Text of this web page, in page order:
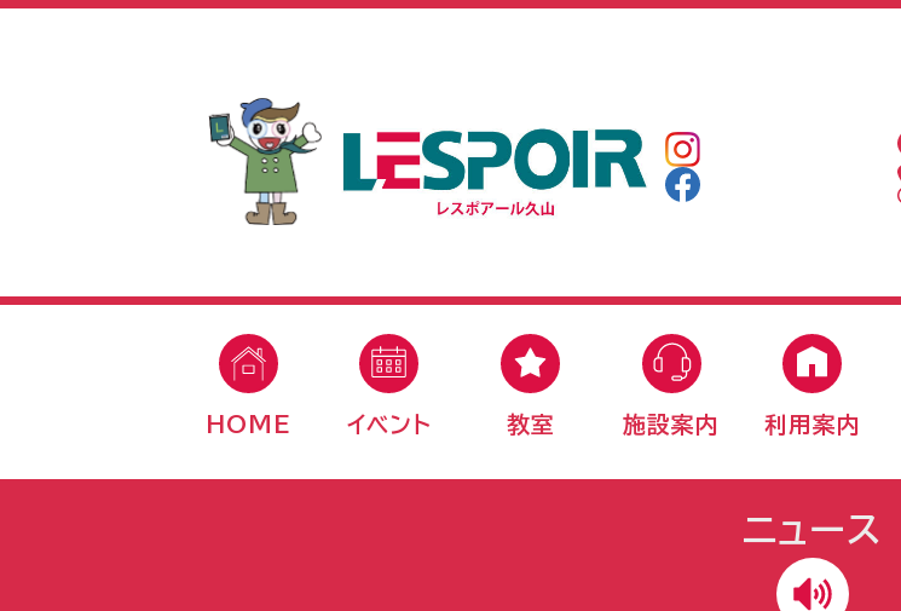
HOME イベント 教室 施設案内 利用案内
ニュース